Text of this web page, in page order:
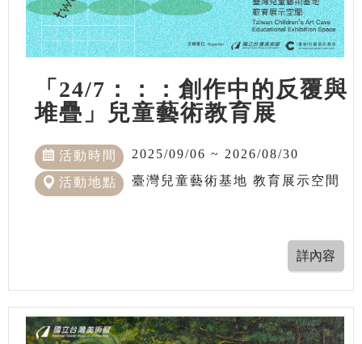
「24/7：：：創作中的反覆與
堆疊」兒童藝術教育展
活動時間 2025/09/06 ~ 2026/08/30
活動地點 臺灣兒童藝術基地 教育展示空間